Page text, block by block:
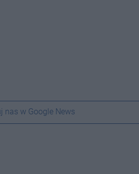
nas w Google News